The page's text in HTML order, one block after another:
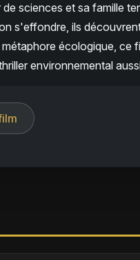
sciences et sa famille
s'effondre, ils
écologique, ce
environnemental